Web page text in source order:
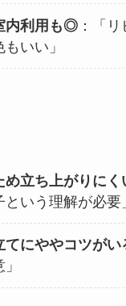
内利用も◎ ：「
いい」
め立ち上がりにく
という理解が必要
てにややコツがい